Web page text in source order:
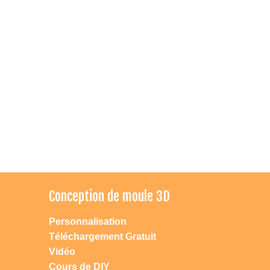
Conception de moule 3D
Personnalisation
Téléchargement Gratuit
Vidéo
Cours de DIY